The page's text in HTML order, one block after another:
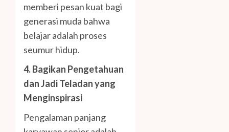
memberi pesan kuat bagi
generasi muda bahwa
belajar adalah proses
seumur hidup.
4. Bagikan Pengetahuan
dan Jadi Teladan yang
Menginspirasi
Pengalaman panjang